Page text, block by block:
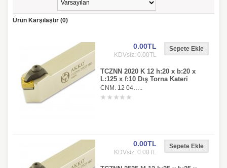
Ürün Karşılaştır (0)
0.00TL
KDVsiz: 0.00TL
TCZNN 2020 K 12 h:20 x b:20 x
L:125 x f:10 Dış Torna Kateri
CNM. 12 04…..
0.00TL
KDVsiz: 0.00TL